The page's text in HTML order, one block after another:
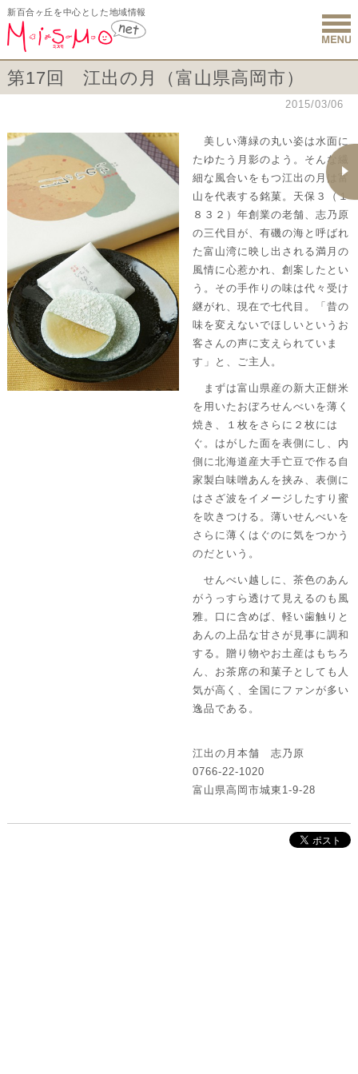
新百合ヶ丘を中心とした地域情報
新百合ヶ
第17回 江出の月（富山県高岡市）
2015/03/06
美しい薄緑の丸い姿は水面に
たゆたう月影のよう。そんな繊
細な風合いをもつ江出の月は富
山を代表する銘菓。天保３（１
８３２）年創業の老舗、志乃原
の三代目が、有磯の海と呼ばれ
た富山湾に映し出される満月の
風情に心惹かれ、創案したとい
う。その手作りの味は代々受け
継がれ、現在で七代目。「昔の
味を変えないでほしいというお
客さんの声に支えられていま
す」と、ご主人。
まずは富山県産の新大正餅米
を用いたおぼろせんべいを薄く
焼き、１枚をさらに２枚には
ぐ。はがした面を表側にし、内
側に北海道産大手亡豆で作る自
家製白味噌あんを挟み、表側に
はさざ波をイメージしたすり蜜
を吹きつける。薄いせんべいを
さらに薄くはぐのに気をつかう
のだという。
せんべい越しに、茶色のあん
がうっすら透けて見えるのも風
雅。口に含めば、軽い歯触りと
あんの上品な甘さが見事に調和
する。贈り物やお土産はもちろ
ん、お茶席の和菓子としても人
気が高く、全国にファンが多い
逸品である。
江出の月本舗 志乃原
0766-22-1020
富山県高岡市城東1-9-28